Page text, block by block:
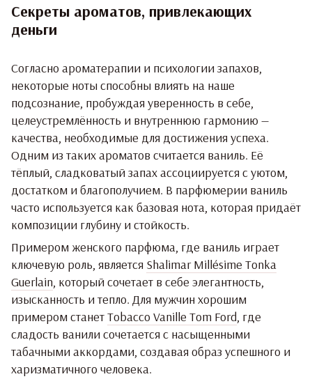
Секреты ароматов, привлекающих
деньги
Согласно ароматерапии и психологии запахов,
некоторые ноты способны влиять на наше
подсознание, пробуждая уверенность в себе,
целеустремлённость и внутреннюю гармонию —
качества, необходимые для достижения успеха.
Одним из таких ароматов считается ваниль. Её
тёплый, сладковатый запах ассоциируется с уютом,
достатком и благополучием. В парфюмерии ваниль
часто используется как базовая нота, которая придаёт
композиции глубину и стойкость.
Примером женского парфюма, где ваниль играет
ключевую роль, является Shalimar Millésime Tonka
Guerlain, который сочетает в себе элегантность,
изысканность и тепло. Для мужчин хорошим
примером станетTobacco Vanille Tom Ford, где
сладость ванили сочетается с насыщенными
табачными аккордами, создавая образ успешного и
харизматичного человека.